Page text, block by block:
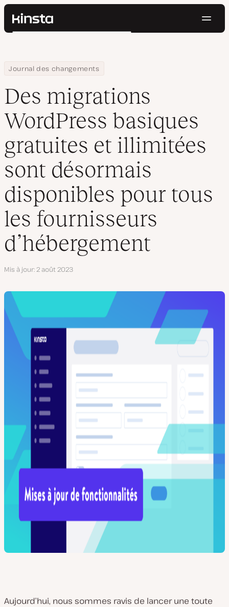
Kinsta®
Prix
Contact
Rechercher
Home
Journal des changements
Des migrations WordPress basiques gratuites et illimitées
Des migrations
WordPress basiques
gratuites et illimitées
sont désormais
disponibles pour tous
les fournisseurs
d’hébergement
Mis à jour 2 août 2023
Aujourd’hui, nous sommes ravis de lancer une toute